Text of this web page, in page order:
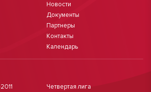
Новости
Документы
Партнеры
Контакты
Календарь
Четвертая лига